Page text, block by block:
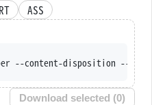
ASS
disposition --trust-server-names --iri
Download selected (0)